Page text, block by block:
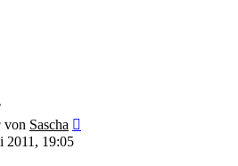
von Sascha
2011, 19:05